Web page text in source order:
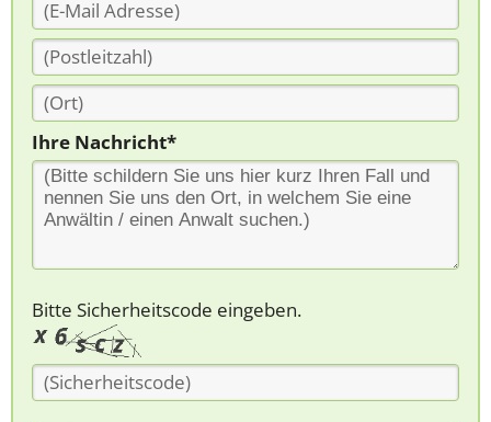
Ihre Nachricht*
Bitte Sicherheitscode eingeben.